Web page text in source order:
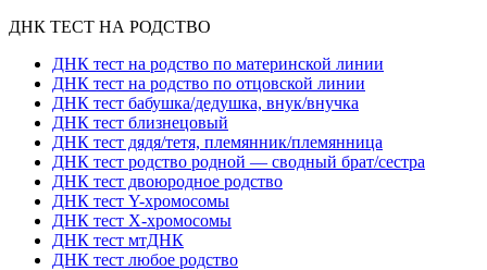
ДНК ТЕСТ НА РОДСТВО
ДНК тест на родство по материнской линии
ДНК тест на родство по отцовской линии
ДНК тест бабушка/дедушка, внук/внучка
ДНК тест близнецовый
ДНК тест дядя/тетя, племянник/племянница
ДНК тест родство родной — сводный брат/сестра
ДНК тест двоюродное родство
ДНК тест Y-хромосомы
ДНК тест X-хромосомы
ДНК тест мтДНК
ДНК тест любое родство